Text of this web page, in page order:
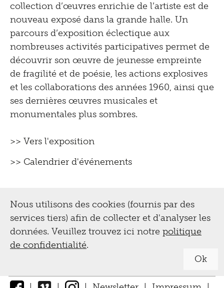
collection d’œuvres enrichie de l’artiste est de
nouveau exposé dans la grande halle. Un
parcours d’exposition éclectique aux
nombreuses activités participatives permet de
découvrir son œuvre de jeunesse empreinte
de fragilité et de poésie, les actions explosives
et les collaborations des années 1960, ainsi que
ses dernières œuvres musicales et
monumentales plus sombres.
>> Vers l'exposition
>> Calendrier d'événements
Nous utilisons des cookies (fournis par des
services tiers) afin de collecter et d'analyser les
données. Veuillez trouvez ici notre politique
de confidentialité.
Ok